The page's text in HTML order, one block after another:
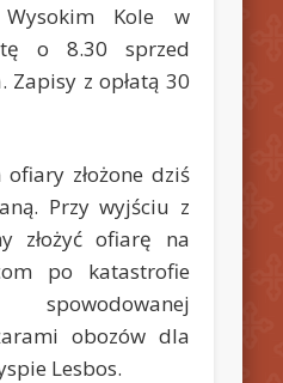
Kole w
o 8.30 sprzed
Zapisy z opłatą 30
ofiary złożone dziś
Przy wyjściu z
złożyć ofiarę na
po katastrofie
obozów dla
Lesbos.